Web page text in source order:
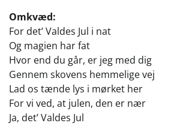
Omkvæd:
For det’ Valdes Jul i nat
Og magien har fat
Hvor end du går, er jeg med dig
Gennem skovens hemmelige vej
Lad os tænde lys i mørket her
For vi ved, at julen, den er nær
Ja, det’ Valdes Jul